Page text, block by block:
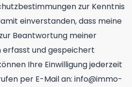
zur Kenntnis
einverstanden, dass meine
Beantwortung meiner
und gespeichert
Ihre Einwilligung jederzeit
per E-Mail an: info@immo-